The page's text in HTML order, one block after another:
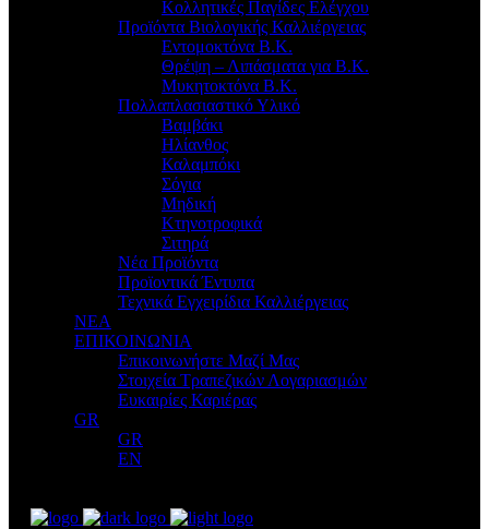
Κολλητικές Παγίδες Ελέγχου
Προϊόντα Βιολογικής Καλλιέργειας
Εντομοκτόνα Β.Κ.
Θρέψη – Λιπάσματα για Β.Κ.
Μυκητοκτόνα Β.Κ.
Πολλαπλασιαστικό Υλικό
Βαμβάκι
Ηλίανθος
Καλαμπόκι
Σόγια
Μηδική
Κτηνοτροφικά
Σιτηρά
Νέα Προϊόντα
Προϊοντικά Έντυπα
Τεχνικά Εγχειρίδια Καλλιέργειας
ΝΕΑ
ΕΠΙΚΟΙΝΩΝΙΑ
Επικοινωνήστε Μαζί Μας
Στοιχεία Τραπεζικών Λογαριασμών
Ευκαιρίες Καριέρας
GR
GR
EN